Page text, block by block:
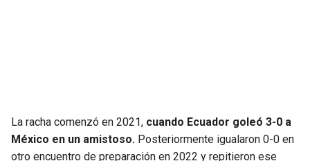
La racha comenzó en 2021, cuando Ecuador goleó 3-0 a
México en un amistoso. Posteriormente igualaron 0-0 en
otro encuentro de preparación en 2022 y repitieron ese